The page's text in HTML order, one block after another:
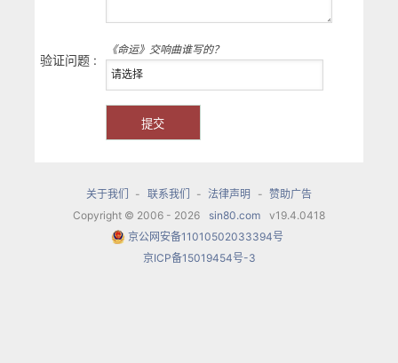
验证问题 :
《命运》交响曲谁写的？
关于我们 - 联系我们 - 法律声明 - 赞助广告
Copyright © 2006 - 2026
sin80.com
v19.4.0418
京公网安备11010502033394号
京ICP备15019454号-3